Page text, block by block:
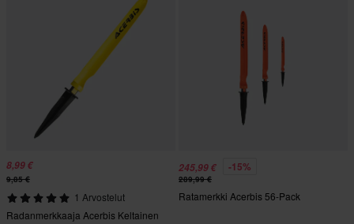
8,99 €
9,85 €
1 Arvostelut
Radanmerkkaaja Acerbis Keltainen
245,99 € -15%
289,99 €
Ratamerkki Acerbis 56-Pack